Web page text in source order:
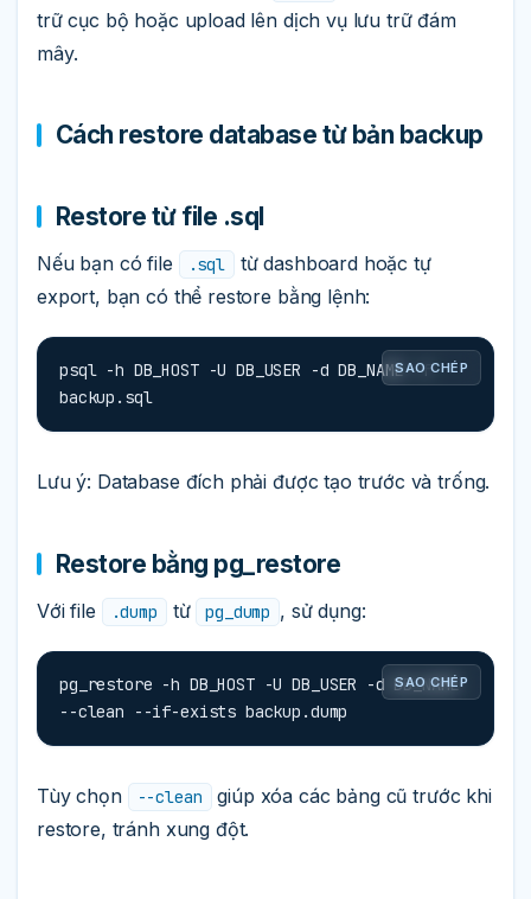
trữ cục bộ hoặc upload lên dịch vụ lưu trữ đám
mây.
Cách restore database từ bản backup
Restore từ file .sql
Nếu bạn có file .sql
từ dashboard hoặc tự
export, bạn có thể restore bằng lệnh:
SAO CHÉP
psql -h DB_HOST -U DB_USER -d DB_NAME -f
backup.sql
Lưu ý: Database đích phải được tạo trước và trống.
Restore bằng pg_restore
Với file .dump từ pg_dump , sử dụng:
SAO CHÉP
pg_restore -h DB_HOST -U DB_USER -d DB_NAME
--clean --if-exists backup.dump
Tùy chọn --clean
giúp xóa các bảng cũ trước khi
restore, tránh xung đột.